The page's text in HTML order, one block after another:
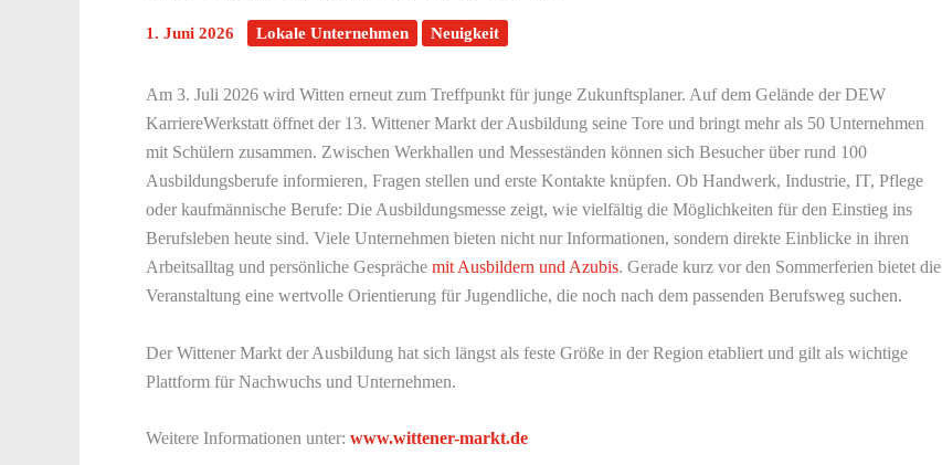
1. Juni 2026 Lokale Unternehmen Neuigkeit
Am 3. Juli 2026 wird Witten erneut zum Treffpunkt für junge Zukunftsplaner. Auf dem Gelände der DEW
KarriereWerkstatt öffnet der 13. Wittener Markt der Ausbildung seine Tore und bringt mehr als 50 Unternehmen
mit Schülern zusammen. Zwischen Werkhallen und Messeständen können sich Besucher über rund 100
Ausbildungsberufe informieren, Fragen stellen und erste Kontakte knüpfen. Ob Handwerk, Industrie, IT, Pflege
oder kaufmännische Berufe: Die Ausbildungsmesse zeigt, wie vielfältig die Möglichkeiten für den Einstieg ins
Berufsleben heute sind. Viele Unternehmen bieten nicht nur Informationen, sondern direkte Einblicke in ihren
Arbeitsalltag und persönliche Gespräche mit Ausbildern und Azubis. Gerade kurz vor den Sommerferien bietet die
Veranstaltung eine wertvolle Orientierung für Jugendliche, die noch nach dem passenden Berufsweg suchen.
Der Wittener Markt der Ausbildung hat sich längst als feste Größe in der Region etabliert und gilt als wichtige
Plattform für Nachwuchs und Unternehmen.
Weitere Informationen unter: www.wittener-markt.de